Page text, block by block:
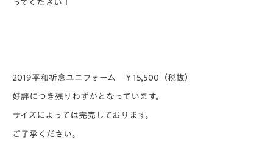
ってください！
2019平和祈念ユニフォーム ￥15,500（税抜）
好評につき残りわずかとなっています。
サイズによっては完売しております。
ご了承ください。